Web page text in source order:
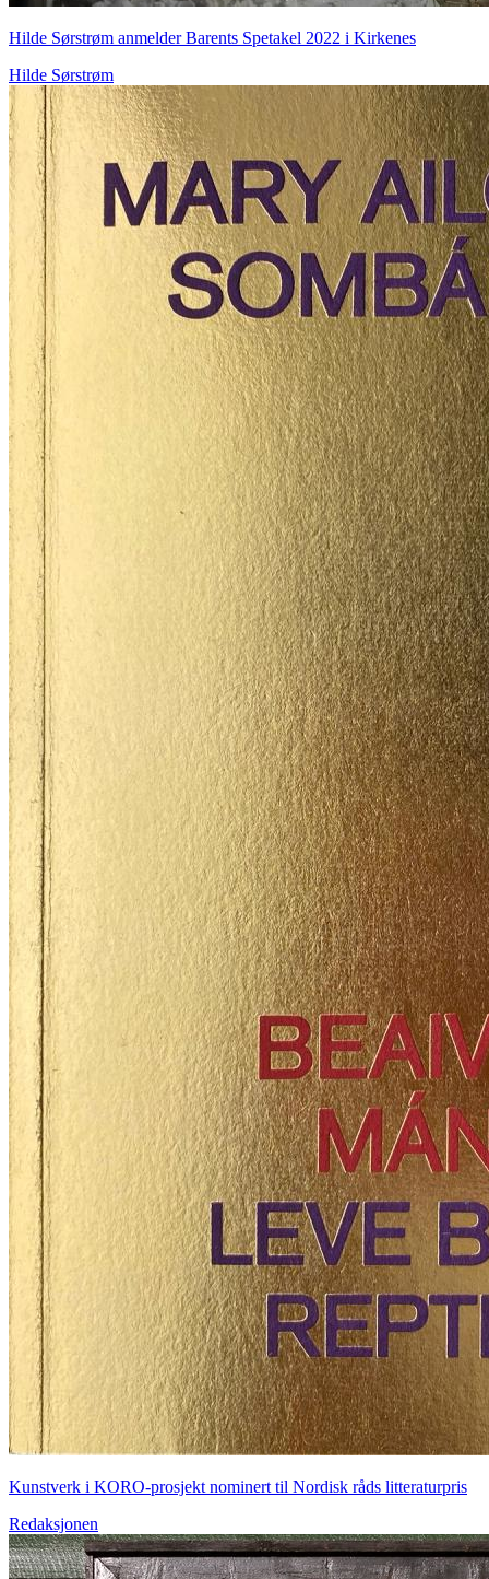
Hilde Sørstrøm anmelder Barents Spetakel 2022 i Kirkenes
Hilde Sørstrøm
Kunstverk i KORO-prosjekt nominert til Nordisk råds litteraturpris
Redaksjonen